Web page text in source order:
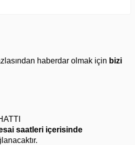
haberdar olmak için bizi
saatleri içerisinde